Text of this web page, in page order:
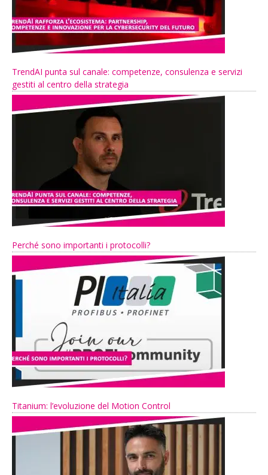
TrendAI punta sul canale: competenze, consulenza e servizi
gestiti al centro della strategia
Perché sono importanti i protocolli?
Titanium: l’evoluzione del Motion Control